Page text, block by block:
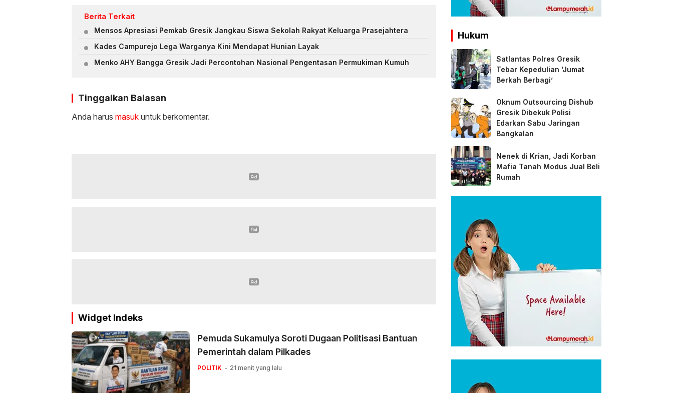
Berita Terkait
Mensos Apresiasi Pemkab Gresik Jangkau Siswa Sekolah Rakyat Keluarga Prasejahtera
Kades Campurejo Lega Warganya Kini Mendapat Hunian Layak
Menko AHY Bangga Gresik Jadi Percontohan Nasional Pengentasan Permukiman Kumuh
Tinggalkan Balasan
Anda harus masuk untuk berkomentar.
Widget Indeks
Pemuda Sukamulya Soroti Dugaan Politisasi Bantuan
Pemerintah dalam Pilkades
POLITIK 21 menit yang lalu
Hukum
Satlantas Polres Gresik
Tebar Kepedulian ‘Jumat
Berkah Berbagi’
Oknum Outsourcing Dishub
Gresik Dibekuk Polisi
Edarkan Sabu Jaringan
Bangkalan
Nenek di Krian, Jadi Korban
Mafia Tanah Modus Jual Beli
Rumah